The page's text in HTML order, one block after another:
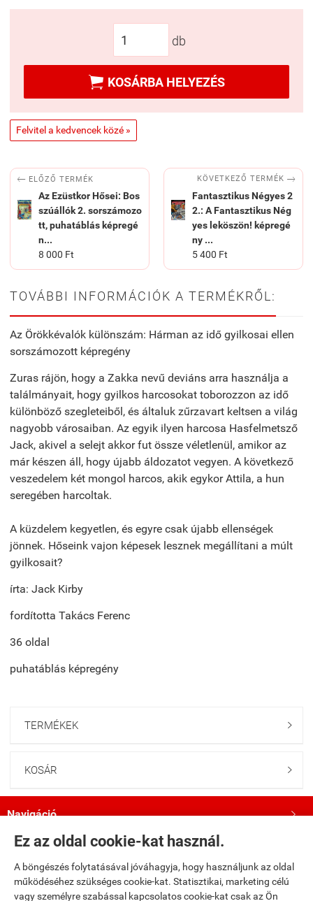
Ez az oldal cookie-kat használ.
A böngészés folytatásával jóváhagyja, hogy használjunk az oldal
működéséhez szükséges cookie-kat. Statisztikai, marketing célú
vagy személyre szabással kapcsolatos cookie-kat csak az Ön
db
 KOSÁRBA HELYEZÉS
Felvitel a kedvencek közé »
 ELŐZŐ TERMÉK
Az Ezüstkor Hősei: Bos
szúállók 2. sorszámozo
tt, puhatáblás képregé
n...
8 000 Ft
KÖVETKEZŐ TERMÉK 
Fantasztikus Négyes 2
2.: A Fantasztikus Nég
yes leköszön! képregé
ny ...
5 400 Ft
TOVÁBBI INFORMÁCIÓK A TERMÉKRŐL:
Az Örökkévalók különszám: Hárman az idő gyilkosai ellen
sorszámozott képregény
Zuras rájön, hogy a Zakka nevű deviáns arra használja a
találmányait, hogy gyilkos harcosokat toborozzon az idő
különböző szegleteiből, és általuk zűrzavart keltsen a világ
nagyobb városaiban. Az egyik ilyen harcosa Hasfelmetsző
Jack, akivel a selejt akkor fut össze véletlenül, amikor az
már készen áll, hogy újabb áldozatot vegyen. A következő
veszedelem két mongol harcos, akik egykor Attila, a hun
seregében harcoltak.
A küzdelem kegyetlen, és egyre csak újabb ellenségek
jönnek. Hőseink vajon képesek lesznek megállítani a múlt
gyilkosait?
írta: Jack Kirby
fordította Takács Ferenc
36 oldal
puhatáblás képregény
TERMÉKEK 
KOSÁR 
Navigáció 
Saját fiók
Bemutatkozás